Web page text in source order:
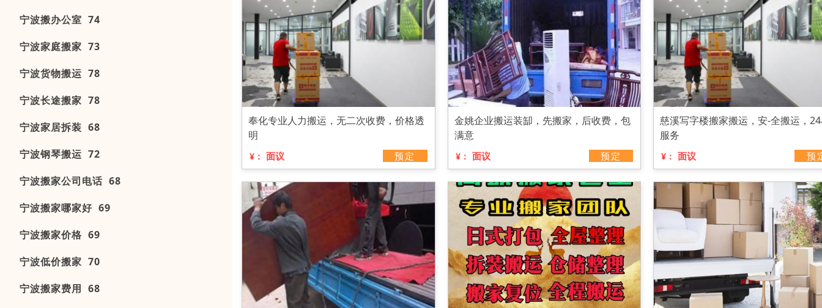
宁波搬办公室 74
宁波家庭搬家 73
宁波货物搬运 78
宁波长途搬家 78
宁波家居拆装 68
宁波钢琴搬运 72
宁波搬家公司电话 68
宁波搬家哪家好 69
宁波搬家价格 69
宁波低价搬家 70
宁波搬家费用 68
奉化专业人力搬运，无二次收费，价格透
明
¥： 面议 预定
金姚企业搬运装缷，先搬家，后收费，包
满意
¥： 面议 预定
慈溪写字楼搬家搬运，安-全搬运，
服务
¥： 面议 预